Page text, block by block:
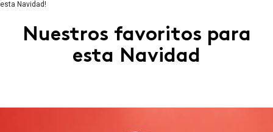
esta Navidad!
Nuestros favoritos para
esta Navidad